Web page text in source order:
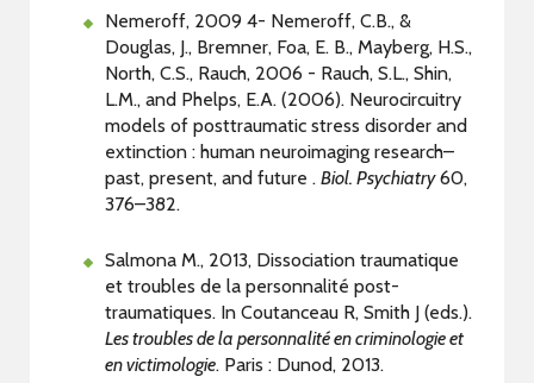
Nemeroff, 2009 4- Nemeroff, C.B., &
Douglas, J., Bremner, Foa, E. B., Mayberg, H.S.,
North, C.S., Rauch, 2006 - Rauch, S.L., Shin,
L.M., and Phelps, E.A. (2006). Neurocircuitry
models of posttraumatic stress disorder and
extinction : human neuroimaging research–
past, present, and future . Biol. Psychiatry60,
376–382.
Salmona M., 2013, Dissociation traumatique
et troubles de la personnalité post-
traumatiques. In Coutanceau R, Smith J (eds.).
Les troubles de la personnalité en criminologie et
en victimologie. Paris : Dunod, 2013.